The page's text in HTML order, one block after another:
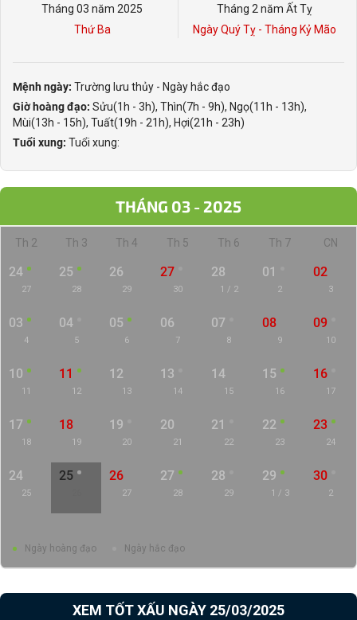
Tháng 03 năm 2025
Thứ Ba
Tháng 2 năm Ất Tỵ
Ngày Quý Tỵ - Tháng Kỷ Mão
Mệnh ngày: Trường lưu thủy - Ngày hắc đạo
Giờ hoàng đạo: Sửu(1h - 3h), Thìn(7h - 9h), Ngọ(11h - 13h),
Mùi(13h - 15h), Tuất(19h - 21h), Hợi(21h - 23h)
Tuổi xung: Tuổi xung:
THÁNG 03 - 2025
Th 2 Th 3 Th 4 Th 5 Th 6 Th 7 CN
24
27
25
28
26
29
27
30
28
1 / 2
01
2
02
3
03
4
04
5
05
6
06
7
07
8
08
9
09
10
10
11
11
12
12
13
13
14
14
15
15
16
16
17
17
18
18
19
19
20
20
21
21
22
22
23
23
24
24
25
25 26
27
27
28
28
29
29
1 / 3
30
2
Ngày hoàng đạo Ngày hắc đạo
XEM TỐT XẤU NGÀY 25/03/2025